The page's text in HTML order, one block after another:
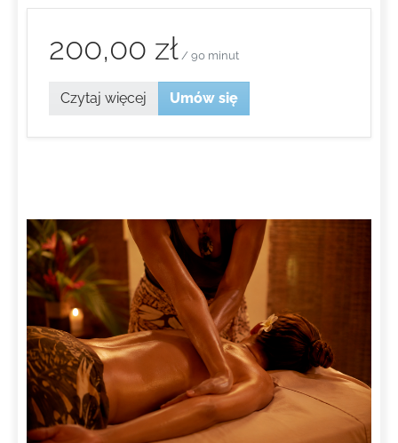
200,00 zł/ 90 minut
Czytaj więcej Umów się